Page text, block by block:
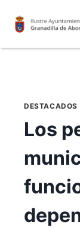
DESTACADOS
Los